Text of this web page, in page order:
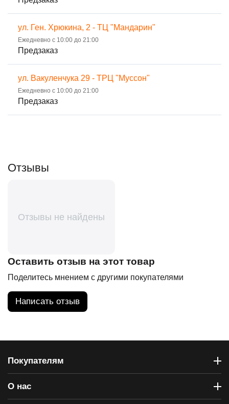
ул. Ген. Хрюкина, 2 - ТЦ "Мандарин"
Ежедневно с 10:00 до 21:00
Предзаказ
ул. Вакуленчука 29 - ТРЦ "Муссон"
Ежедневно с 10:00 до 21:00
Предзаказ
Отзывы
Отзывы не найдены
Оставить отзыв на этот товар
Поделитесь мнением с другими покупателями
Написать отзыв
Покупателям
О нас